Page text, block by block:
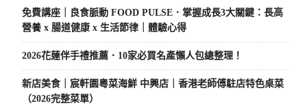
免費講座｜良食脈動 FOOD PULSE．掌握成長3大關鍵：長高
營養 x 腸道健康 x 生活節律｜體驗心得
2026花蓮伴手禮推薦．10家必買名產懶人包總整理！
新店美食｜宸軒園粵菜海鮮 中興店｜香港老師傅駐店特色桌菜
（2026完整菜單）